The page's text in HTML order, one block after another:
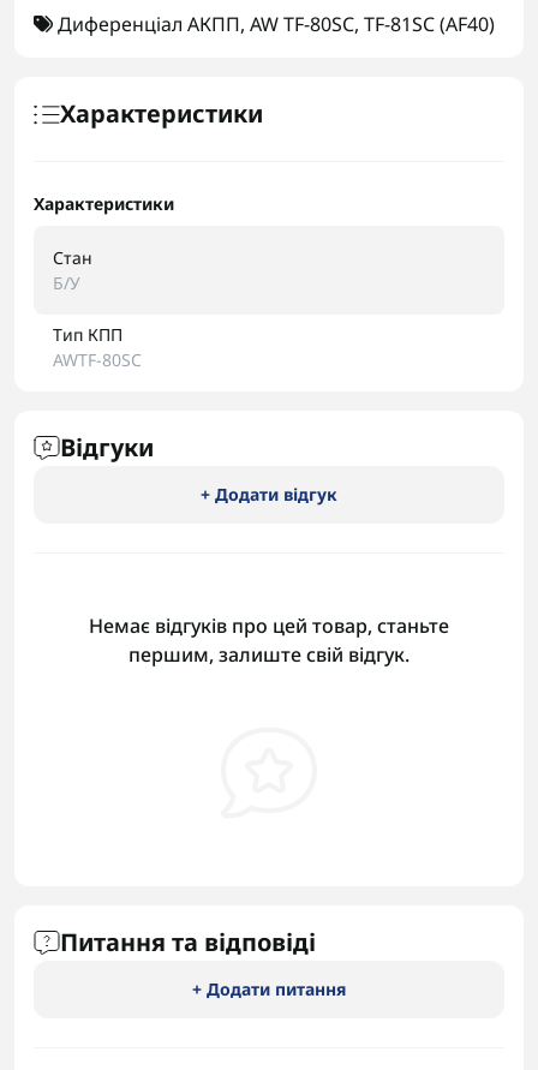
Диференціал АКПП, AW TF-80SC, TF-81SC (AF40)
Характеристики
Характеристики
Стан
Б/У
Тип КПП
AWTF-80SC
Відгуки
+ Додати відгук
Немає відгуків про цей товар, станьте
першим, залиште свій відгук.
Питання та відповіді
+ Додати питання